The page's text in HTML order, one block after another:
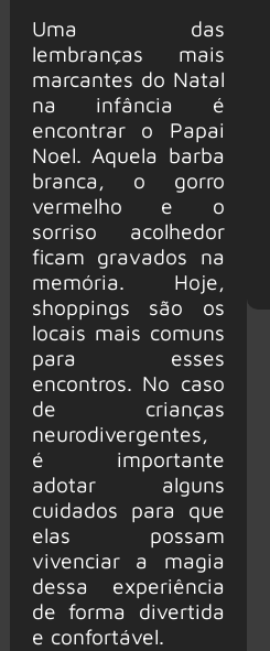
Uma das
lembranças mais
marcantes do Natal
na infância é
encontrar o Papai
Noel. Aquela barba
branca, o gorro
vermelho e o
sorriso acolhedor
ficam gravados na
memória. Hoje,
shoppings são os
locais mais comuns
para esses
encontros. No caso
de crianças
neurodivergentes,
é importante
adotar alguns
cuidados para que
elas possam
vivenciar a magia
dessa experiência
de forma divertida
e confortável.